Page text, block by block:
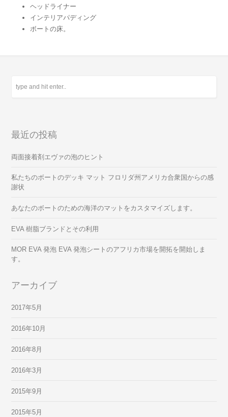
ヘッドライナー
インテリアパディング
ボートの床。
最近の投稿
両面接着剤エヴァの泡のヒント
私たちのボートのデッキ マット フロリダ州アメリカ合衆国からの感
謝状
あなたのボートのための海洋のマットをカスタマイズします。
EVA 樹脂ブランドとその利用
MOR EVA 発泡 EVA 発泡シートのアフリカ市場を開拓を開始しま
す。
アーカイブ
2017年5月
2016年10月
2016年8月
2016年3月
2015年9月
2015年5月